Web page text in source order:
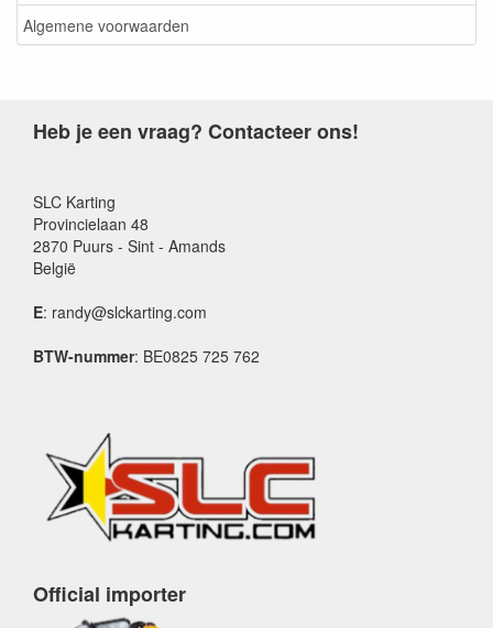
Algemene voorwaarden
Heb je een vraag? Contacteer ons!
SLC Karting
Provincielaan 48
2870 Puurs - Sint - Amands
België
E: randy@slckarting.com
BTW-nummer: BE0825 725 762
Official importer